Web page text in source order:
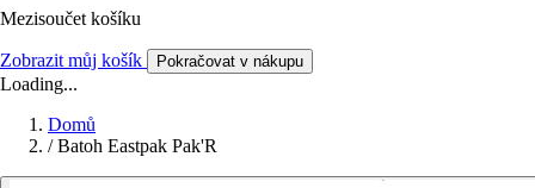
Mezisoučet košíku
Zobrazit můj košík Pokračovat v nákupu
Loading...
Domů
/ Batoh Eastpak Pak'R